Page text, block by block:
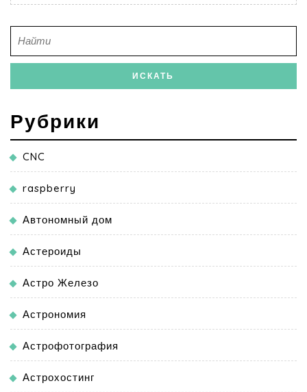
Рубрики
CNC
raspberry
Автономный дом
Астероиды
Астро Железо
Астрономия
Астрофотография
Астрохостинг